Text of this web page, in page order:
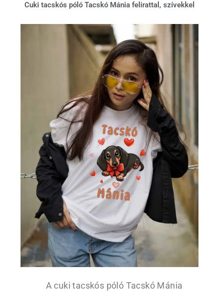
Cuki tacskós póló Tacskó Mánia felirattal, szívekkel
A cuki tacskós póló Tacskó Mánia